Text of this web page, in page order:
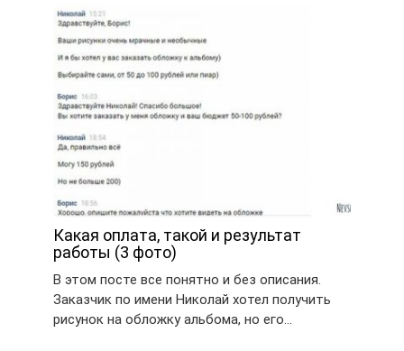
Какая оплата, такой и результат
работы (3 фото)
В этом посте все понятно и без описания.
Заказчик по имени Николай хотел получить
рисунок на обложку альбома, но его…